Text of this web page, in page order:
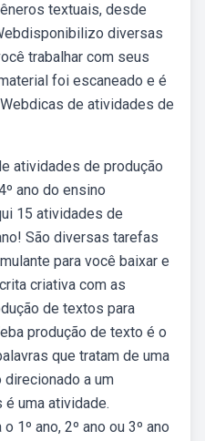
textuais, desde
diversas
trabalhar com seus
foi escaneado e é
de atividades de
atividades de produção
ano do ensino
15 atividades de
São diversas tarefas
para você baixar e
criativa com as
de textos para
produção de texto é o
que tratam de uma
a um
uma atividade.
1º ano, 2º ano ou 3º ano